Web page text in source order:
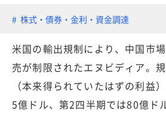
株式・債券・金利・資金調達
米国の輸出規制により、中国市
売が制限されたエヌビディア。
（本来得られていたはずの利益
5億ドル、第2四半期では80億ド